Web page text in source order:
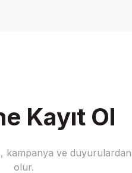
Kayıt Ol
kampanya ve
olur.